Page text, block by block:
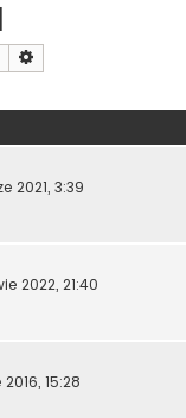
Szukaj
2021, 3:39
2022, 21:40
2016, 15:28